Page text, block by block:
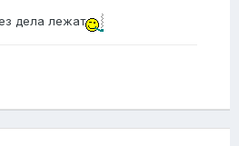
дела лежат